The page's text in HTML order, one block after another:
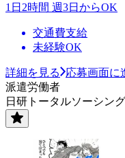
1日2時間 週3日からOK
交通費支給
未経験OK
詳細を見る
応募画面に
派遣労働者
日研トータルソーシン